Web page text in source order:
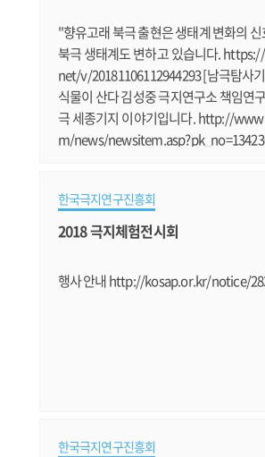
"향유고래 북극 출현은 생태계 변화의
북극 생태계도 변하고 있습니다.
net/v/20181106112944293 [남극탐사
식물이 산다 김성중 극지연구소 책임연
극 세종기지 이야기입니다. http://
m/news/
v/20181110120046004 얼음과 펭귄의
진주사람 이영호씨 남극점으로 가는 K-루
m/news/articleView.html?idxno=4280
한국극지연구진흥회
2018 극지체험전시회
행사 안내 http://kosap.or.kr/notice/
한국극지연구진흥회